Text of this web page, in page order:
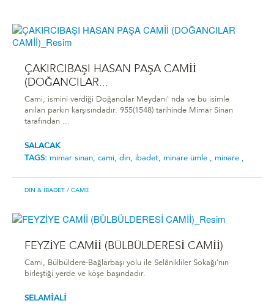
ÇAKIRCIBAŞI HASAN PAŞA CAMİİ
(DOĞANCILAR...
Cami, ismini verdiği Doğancılar Meydanı' nda ve bu isimle
anılan parkın karşısındadır. 955(1548) tarihinde Mimar Sinan
tarafından ...
SALACAK
TAGS: mimar sinan, cami, din, ibadet, minare ümle , minare ,
DIN & İBADET / CAMII
FEYZİYE CAMİİ (BÜLBÜLDERESİ CAMİİ)
Cami, Bülbüldere-Bağlarbaşı yolu ile Selânikliler Sokağı'nın
birleştiği yerde ve köşe başındadır.
SELAMİALİ